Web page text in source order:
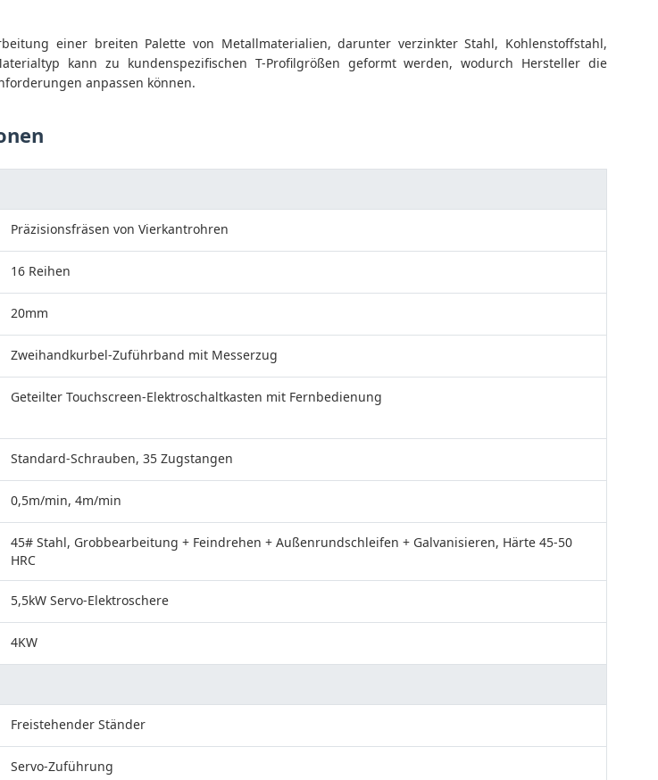
einer breiten Palette von Metallmaterialien, darunter verzinkter Stahl, Kohlenstoffstahl,
kann zu kundenspezifischen T-Profilgrößen geformt werden, wodurch Hersteller die
anpassen können.
Präzisionsfräsen von Vierkantrohren
16 Reihen
20mm
Zweihandkurbel-Zuführband mit Messerzug
Geteilter Touchscreen-Elektroschaltkasten mit Fernbedienung
Standard-Schrauben, 35 Zugstangen
0,5m/min, 4m/min
45# Stahl, Grobbearbeitung + Feindrehen + Außenrundschleifen + Galvanisieren, Härte 45-50
HRC
5,5kW Servo-Elektroschere
4KW
Freistehender Ständer
Servo-Zuführung